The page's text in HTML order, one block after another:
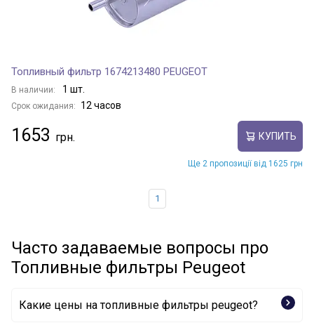
Топливный фильтр 1674213480 PEUGEOT
В наличии: 1 шт.
Срок ожидания: 12 часов
1653 КУПИТЬ
Ще 2 пропозиції від 1625 грн
1
Часто задаваемые вопросы про
Топливные фильтры Peugeot
Какие цены на топливные фильтры peugeot?